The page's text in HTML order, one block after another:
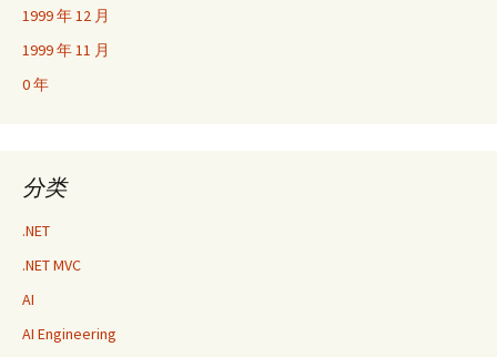
1999 年 12 月
1999 年 11 月
0 年
分类
.NET
.NET MVC
AI
AI Engineering